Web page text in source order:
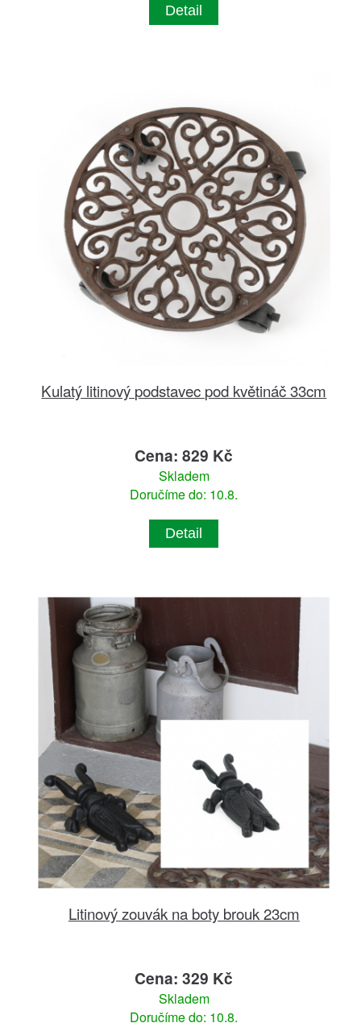
Detail
Kulatý litinový podstavec pod květináč 33cm
Cena: 829 Kč
Skladem
Doručíme do: 10.8.
Detail
Litinový zouvák na boty brouk 23cm
Cena: 329 Kč
Skladem
Doručíme do: 10.8.